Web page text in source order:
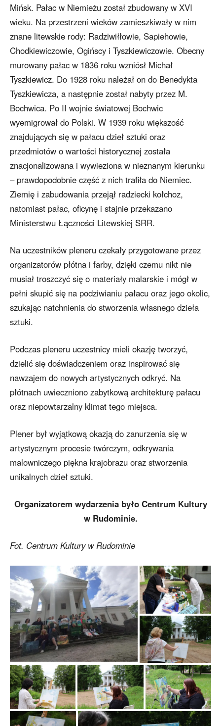
Mińsk. Pałac w Niemieżu został zbudowany w XVI
wieku. Na przestrzeni wieków zamieszkiwały w nim
znane litewskie rody: Radziwiłłowie, Sapiehowie,
Chodkiewiczowie, Ogińscy i Tyszkiewiczowie. Obecny
murowany pałac w 1836 roku wzniósł Michał
Tyszkiewicz. Do 1928 roku należał on do Benedykta
Tyszkiewicza, a następnie został nabyty przez M.
Bochwica. Po II wojnie światowej Bochwic
wyemigrował do Polski. W 1939 roku większość
znajdujących się w pałacu dzieł sztuki oraz
przedmiotów o wartości historycznej została
znacjonalizowana i wywieziona w nieznanym kierunku
– prawdopodobnie część z nich trafiła do Niemiec.
Ziemię i zabudowania przejął radziecki kołchoz,
natomiast pałac, oficynę i stajnie przekazano
Ministerstwu Łączności Litewskiej SRR.
Na uczestników pleneru czekały przygotowane przez
organizatorów płótna i farby, dzięki czemu nikt nie
musiał troszczyć się o materiały malarskie i mógł w
pełni skupić się na podziwianiu pałacu oraz jego okolic,
szukając natchnienia do stworzenia własnego dzieła
sztuki.
Podczas pleneru uczestnicy mieli okazję tworzyć,
dzielić się doświadczeniem oraz inspirować się
nawzajem do nowych artystycznych odkryć. Na
płótnach uwieczniono zabytkową architekturę pałacu
oraz niepowtarzalny klimat tego miejsca.
Plener był wyjątkową okazją do zanurzenia się w
artystycznym procesie twórczym, odkrywania
malowniczego piękna krajobrazu oraz stworzenia
unikalnych dzieł sztuki.
Organizatorem wydarzenia było Centrum Kultury
w Rudominie.
Fot. Centrum Kultury w Rudominie